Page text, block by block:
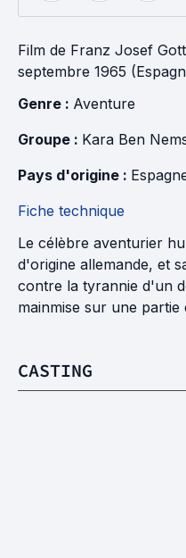
Film de Franz Josef
septembre 1965
Genre : Aventure
Groupe : Kara Ben
Pays d'origine :
Fiche technique
Le célèbre aventurier
d'origine allemande, et
contre la tyrannie d'un
mainmise sur une partie
CASTING